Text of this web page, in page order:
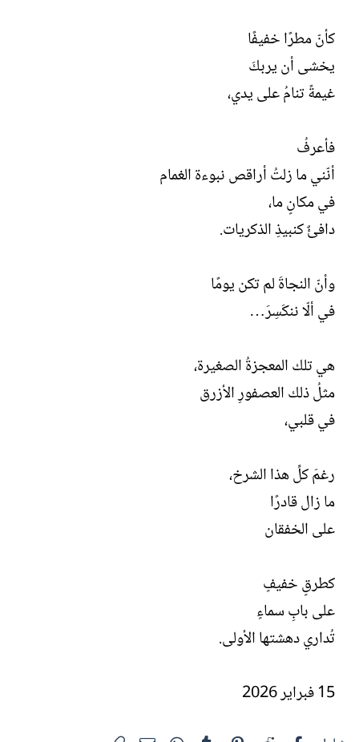
كأنّ مطرًا خفيفًا
يخشى أن يربكَ
غيمةً تنامُ على يدي،
فأعرفُ
أنّني ما زلتُ أراقص نبوءة الغمام
في مكانٍ ما،
دافئٌ كنبيذِ الذكريات.
وأنّ النجاةَ لم تكن يومًا
في ألّا ننكَسِرَ…
هي تلك المعجزةُ الصغيرة،
مثلُ ذلك العصفورِ الأزرق
في قلبي،
رغمَ كلِّ هذا الشرخ،
ما زال قادرًا
على الخفقان
كطرقٍ خفيفٍ
على بابِ سماءٍ
تُداري دهشتها الأولى.
15 فبراير 2026